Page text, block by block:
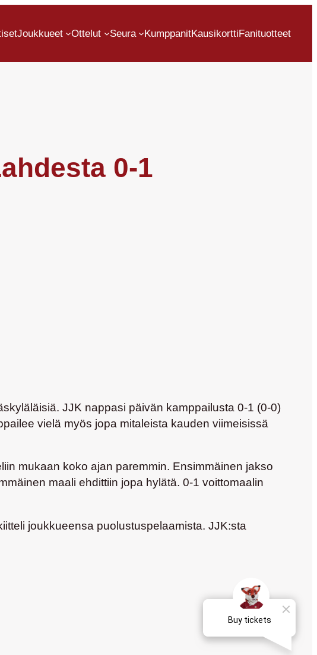
Joukkueet Ottelut Seura KumppanitKausikorttiFanituotteet
0-1
JJK nappasi päivän kamppailusta 0-1 (0-0)
vielä myös jopa mitaleista kauden viimeisissä
mukaan koko ajan paremmin. Ensimmäinen jakso
maali ehdittiin jopa hylätä. 0-1 voittomaalin
joukkueensa puolustuspelaamista. JJK:sta